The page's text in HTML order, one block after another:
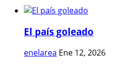
El país goleado
enelarea Ene 12, 2026